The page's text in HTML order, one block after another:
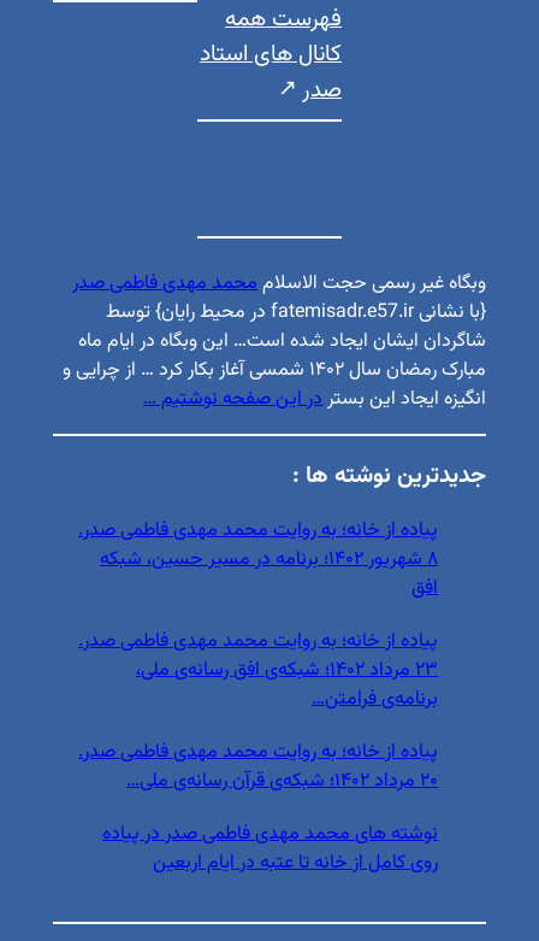
فهرست همه
کانال های استاد
صدر
وبگاه غیر رسمی حجت الاسلاممحمد مهدی فاطمی صدر
{با نشانی fatemisadr.e57.ir در محیط رایان} توسط
شاگردان ایشان ایجاد شده است… این وبگاه در ایام ماه
مبارک رمضان سال ۱۴۰۲ شمسی آغاز بکار کرد … از چرایی و
انگیزه ایجاد این بستردر این صفحه نوشتیم …
جدیدترین نوشته ها :
پیاده از خانه؛ به روایت محمد مهدی فاطمی صدر.
۸ شهریور ۱۴۰۲؛ برنامه در مسیر حسین، شبکه
افق
پیاده از خانه؛ به روایت محمد مهدی فاطمی صدر.
۲۳ مرداد ۱۴۰۲؛ شبکه‌ی افق رسانه‌ی ملی،
برنامه‌ی فرامتن…
پیاده از خانه؛ به روایت محمد مهدی فاطمی صدر.
۲۰ مرداد ۱۴۰۲؛ شبکه‌ی قرآن رسانه‌ی ملی…
نوشته های محمد مهدی فاطمی صدر در پیاده
روی کامل از خانه تا عتبه در ایام اربعین